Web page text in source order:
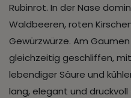
Rubinrot. In der Nase
Waldbeeren, roten
Gewürzwürze. Am
gleichzeitig geschliffen,
lebendiger Säure und
lang, elegant und